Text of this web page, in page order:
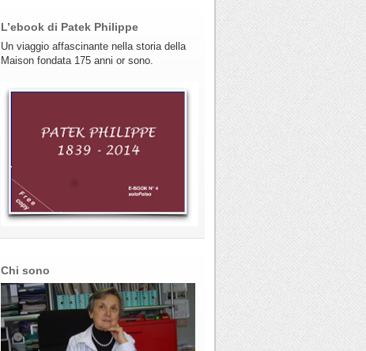
L’ebook di Patek Philippe
Un viaggio affascinante nella storia della
Maison fondata 175 anni or sono.
Chi sono